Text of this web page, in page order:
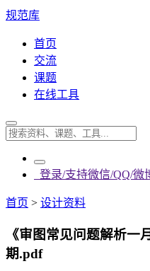
规范库
首页
交流
课题
在线工具
登录/支持微信/QQ/微
首页 > 设计资料
《审图常见问题解析一
期.pdf